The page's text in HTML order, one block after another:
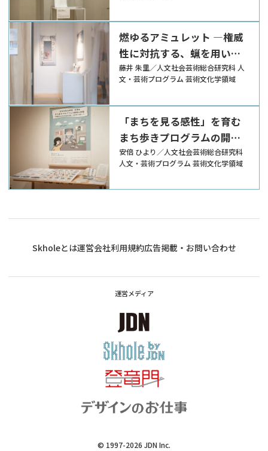
燃ゆるアミュレット ―権威
性に対抗する、蝋を用いた
彫刻制作―
藤井 朱里／人文社会芸術総合研究科 人
文・芸術プログラム 芸術文化学領域
「まちを見る感性」を育む
まち歩きプログラムの開発
と評価 – 地域愛着及び主観
的幸福感への影響に着目し
て-
安倍 ひより／人文社会芸術総合研究科
人文・芸術プログラム 芸術文化学領域
Skholeとは運営会社利用規約広告掲載・お問い合わせ
運営メディア
© 1997-2026 JDN Inc.